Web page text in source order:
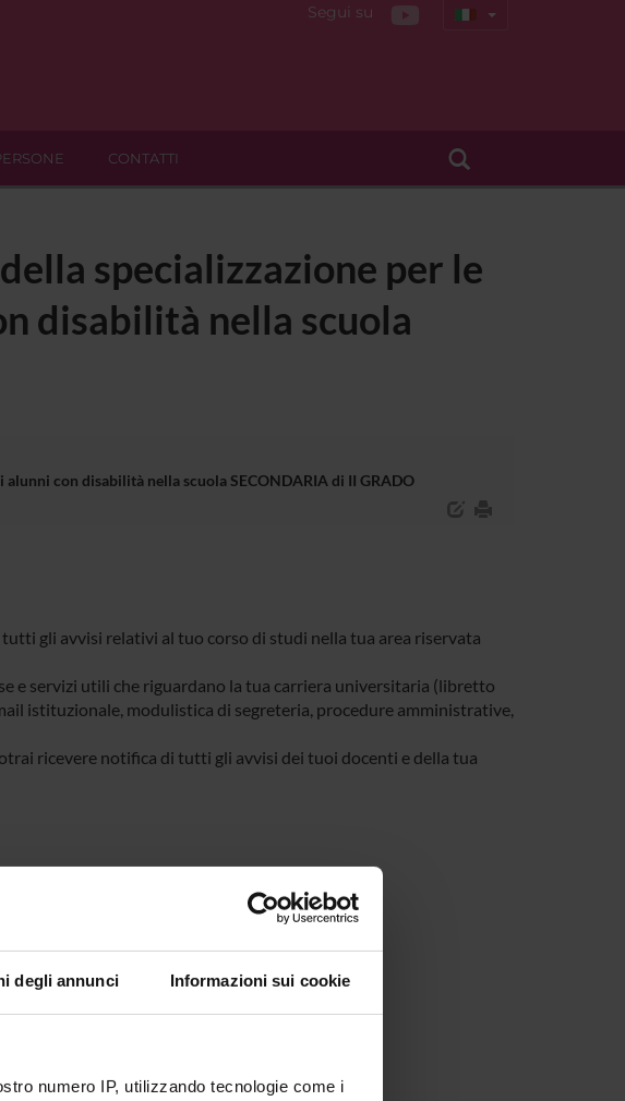
degli annunci Informazioni sui cookie
numero IP, utilizzando tecnologie come i
Segui su
CONTATTI
specializzazione per le
disabilità nella scuola
con disabilità nella scuola SECONDARIA di II GRADO
gli avvisi relativi al tuo corso di studi nella tua area riservata
e servizi utili che riguardano la tua carriera universitaria (libretto
istituzionale, modulistica di segreteria, procedure amministrative,
ricevere notifica di tutti gli avvisi dei tuoi docenti e della tua